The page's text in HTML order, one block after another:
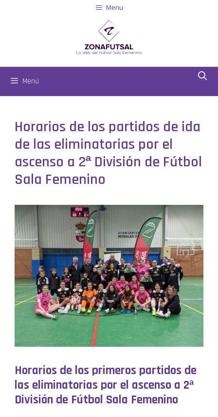
Menu
Menú
Horarios de los partidos de ida
de las eliminatorias por el
ascenso a 2ª División de Fútbol
Sala Femenino
Horarios de los primeros partidos de
las eliminatorias por el ascenso a 2ª
División de Fútbol Sala Femenino